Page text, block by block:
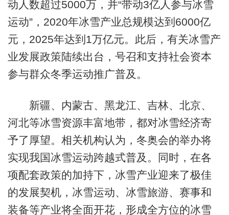
动人数超过5000万，并“带动3亿人参与冰雪
运动”，2020年冰雪产业总规模达到6000亿
元，2025年达到1万亿元。此后，有关冰雪产
业发展政策陆续出台，号召和支持社会资本
参与群众冬季运动推广普及。
新疆、内蒙古、黑龙江、吉林、北京、
河北等冰雪资源丰富地带，都对冰雪经济寄
予了厚望。相关机构认为，冬奥会的举办将
实现我国冰雪运动跨越式普及。同时，在各
项配套政策的加持下，冰雪产业迎来了极佳
的发展契机，冰雪运动、冰雪旅游、赛事和
装备等产业将全面开花，形成全方位的冰雪